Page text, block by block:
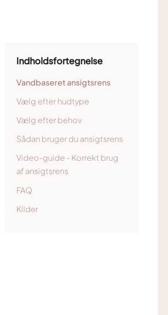
Indholdsfortegnelse
Vandbaseret ansigtsrens
Vælg efter hudtype
Vælg efter behov
Sådan bruger du ansigtsrens
Video-guide - Korrekt brug
af ansigtsrens
FAQ
Kilder